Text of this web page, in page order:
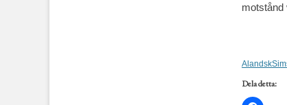
motstånd
Dela detta: